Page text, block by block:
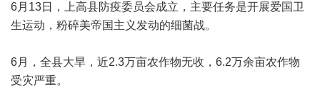
6月13日，上高县防疫委员会成立，主要任务是开展爱国卫
生运动，粉碎美帝国主义发动的细菌战。
6月，全县大旱，近2.3万亩农作物无收，6.2万余亩农作物
受灾严重。